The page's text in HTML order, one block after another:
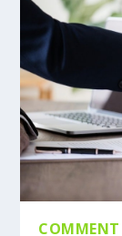
COMMENT